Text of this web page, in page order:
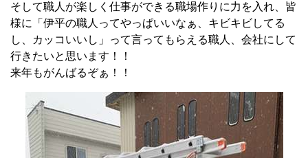
そして職人が楽しく仕事ができる職場作りに力を入れ、皆
様に「伊平の職人ってやっぱいいなぁ、キビキビしてる
し、カッコいいし」って言ってもらえる職人、会社にして
行きたいと思います！！
来年もがんばるぞぁ！！